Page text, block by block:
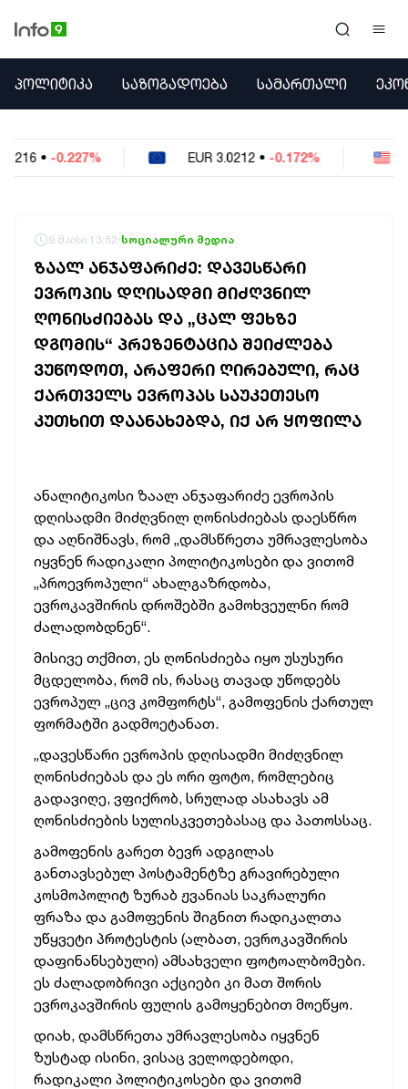
ᲞᲝᲚᲘᲢᲘᲙᲐ
ᲔᲙᲝᲜᲝᲛᲘᲙᲐ
ᲣᲪᲮᲝᲔᲗᲘ
ᲐᲛᲘᲜᲓᲘ
ᲡᲐᲛᲮᲔᲓᲠᲝ
ᲠᲔᲒᲘᲝᲜᲘ
ᲘᲜᲢᲔᲠᲕᲘᲣ
ᲑᲘᲖᲜᲔᲡᲘ
ᲞᲝᲚᲘᲢᲘᲙᲐ ᲡᲐᲖᲝᲒᲐᲓᲝᲔᲑᲐ ᲡᲐᲛᲐᲠᲗᲐᲚᲘ
EUR 3.0212 -0.172% USD 2.621 -0.05%
9 მაისი 13:52 სოციალური მედია
ᲖᲐᲐᲚ ᲐᲜᲯᲐᲤᲐᲠᲘᲫᲔ: ᲓᲐᲕᲔᲡᲬᲐᲠᲘ
ᲔᲕᲠᲝᲞᲘᲡ ᲓᲦᲘᲡᲐᲓᲛᲘ ᲛᲘᲫᲦᲕᲜᲘᲚ
ᲦᲝᲜᲘᲡᲫᲘᲔᲑᲐᲡ ᲓᲐ „ᲪᲐᲚ ᲤᲔᲮᲖᲔ
ᲓᲒᲝᲛᲘᲡ“ ᲞᲠᲔᲖᲔᲜᲢᲐᲪᲘᲐ ᲨᲔᲘᲫᲚᲔᲑᲐ
ᲕᲣᲬᲝᲓᲝᲗ, ᲐᲠᲐᲤᲔᲠᲘ ᲦᲘᲠᲔᲑᲣᲚᲘ, ᲠᲐᲪ
ᲥᲐᲠᲗᲕᲔᲚᲡ ᲔᲕᲠᲝᲞᲐᲡ ᲡᲐᲣᲙᲔᲗᲔᲡᲝ
ᲙᲣᲗᲮᲘᲗ ᲓᲐᲐᲜᲐᲮᲔᲑᲓᲐ, ᲘᲥ ᲐᲠ ᲧᲝᲤᲘᲚᲐ
ანალიტიკოსი ზაალ ანჯაფარიძე ევროპის
დღისადმი მიძღვნილ ღონისძიებას დაესწრო
და აღნიშნავს, რომ „დამსწრეთა უმრავლესობა
იყვნენ რადიკალი პოლიტიკოსები და ვითომ
„პროევროპული“ ახალგაზრდობა,
ევროკავშირის დროშებში გამოხვეულნი რომ
ძალადობდნენ“.
მისივე თქმით, ეს ღონისძიება იყო უსუსური
მცდელობა, რომ ის, რასაც თავად უწოდებს
ევროპულ „ცივ კომფორტს“, გამოფენის ქართულ
ფორმატში გადმოეტანათ.
„დავესწარი ევროპის დღისადმი მიძღვნილ
ღონისძიებას და ეს ორი ფოტო, რომლებიც
გადავიღე, ვფიქრობ, სრულად ასახავს ამ
ღონისძიების სულისკვეთებასაც და პათოსსაც.
გამოფენის გარეთ ბევრ ადგილას
განთავსებულ პოსტამენტზე გრავირებული
კოსმოპოლიტ ზურაბ ჟვანიას საკრალური
ფრაზა და გამოფენის შიგნით რადიკალთა
უწყვეტი პროტესტის (ალბათ, ევროკავშირის
დაფინანსებული) ამსახველი ფოტოალბომები.
ეს ძალადობრივი აქციები კი მათ შორის
ევროკავშირის ფულის გამოყენებით მოეწყო.
დიახ, დამსწრეთა უმრავლესობა იყვნენ
ზუსტად ისინი, ვისაც ველოდებოდი,
რადიკალი პოლიტიკოსები და ვითომ